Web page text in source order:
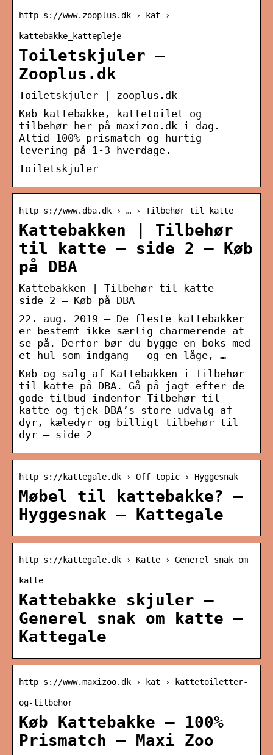
http s://www.zooplus.dk › kat ›
kattebakke_kattepleje
Toiletskjuler –
Zooplus.dk
Toiletskjuler | zooplus.dk
Køb kattebakke, kattetoilet og
tilbehør her på maxizoo.dk i dag.
Altid 100% prismatch og hurtig
levering på 1-3 hverdage.
Toiletskjuler
http s://www.dba.dk › … › Tilbehør til katte
Kattebakken | Tilbehør
til katte – side 2 – Køb
på DBA
Kattebakken | Tilbehør til katte –
side 2 – Køb på DBA
22. aug. 2019 — De fleste kattebakker
er bestemt ikke særlig charmerende at
se på. Derfor bør du bygge en boks med
et hul som indgang – og en låge, …
Køb og salg af Kattebakken i Tilbehør
til katte på DBA. Gå på jagt efter de
gode tilbud indenfor Tilbehør til
katte og tjek DBA’s store udvalg af
dyr, kæledyr og billigt tilbehør til
dyr – side 2
http s://kattegale.dk › Off topic › Hyggesnak
Møbel til kattebakke? –
Hyggesnak – Kattegale
http s://kattegale.dk › Katte › Generel snak om
katte
Kattebakke skjuler –
Generel snak om katte –
Kattegale
http s://www.maxizoo.dk › kat › kattetoiletter-
og-tilbehor
Køb Kattebakke – 100%
Prismatch – Maxi Zoo